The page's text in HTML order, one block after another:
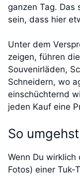
ganzen Tag. Das
sein, dass hier
Unter dem
zeigen, führen
Souvenirläden,
Schneidern, wo
einschüchternd
jeden Kauf eine
So
Wenn Du
Fotos) einer Tuk-